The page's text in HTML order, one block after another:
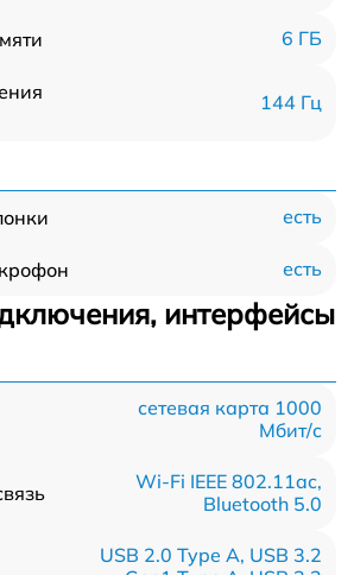
6 ГБ
144 Гц
есть
есть
интерфейсы
сетевая карта 1000
Мбит/c
Wi-Fi IEEE 802.11ac,
Bluetooth 5.0
USB 2.0 Type A, USB 3.2